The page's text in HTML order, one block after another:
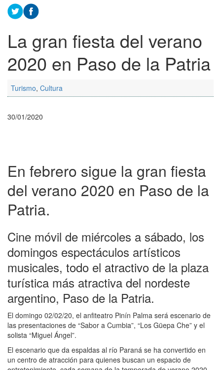
La gran fiesta del verano
2020 en Paso de la Patria
Turismo, Cultura
30/01/2020
En febrero sigue la gran fiesta
del verano 2020 en Paso de la
Patria.
Cine móvil de miércoles a sábado, los
domingos espectáculos artísticos
musicales, todo el atractivo de la plaza
turística más atractiva del nordeste
argentino, Paso de la Patria.
El domingo 02/02/20, el anfiteatro Pinín Palma será escenario de
las presentaciones de “Sabor a Cumbia”, “Los Güepa Che” y el
solista “Miguel Ángel”.
El escenario que da espaldas al río Paraná se ha convertido en
un centro de atracción para quienes buscan un espacio de